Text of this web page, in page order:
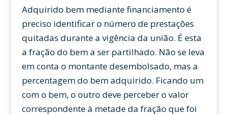
Adquirido bem mediante financiamento é
preciso identificar o número de prestações
quitadas durante a vigência da união. É esta
a fração do bem a ser partilhado. Não se leva
em conta o montante desembolsado, mas a
percentagem do bem adquirido. Ficando um
com o bem, o outro deve perceber o valor
correspondente à metade da fração que foi